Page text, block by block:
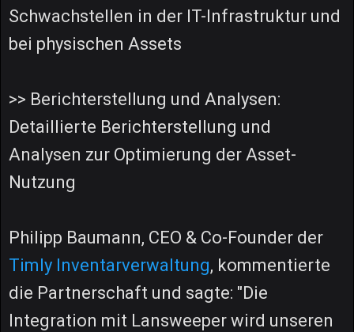
Schwachstellen in der IT-Infrastruktur und
bei physischen Assets
>> Berichterstellung und Analysen:
Detaillierte Berichterstellung und
Analysen zur Optimierung der Asset-
Nutzung
Philipp Baumann, CEO & Co-Founder der
Timly Inventarverwaltung, kommentierte
die Partnerschaft und sagte: "Die
Integration mit Lansweeper wird unseren